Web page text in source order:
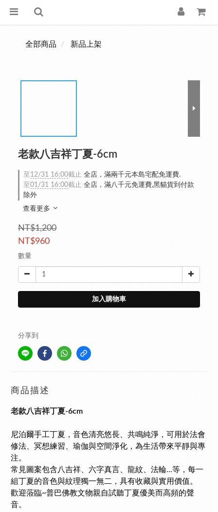
全部商品 新品上架
老款八吉祥丁夏-6cm
至 12/31 16:00截止 全店，滿兩千元本島宅配免運費.
至01/31 16:00截止 全店，滿八千元免運費,黑貓貨到付款
除外
查看更多
NT$1,200
NT$960
數量
加入購物車
分享到
商品描述
老款八吉祥丁夏-6cm
尼泊爾手工丁夏，音色清亮悠長、共鳴純淨，可用於法會
修法、冥想練習、瑜伽與空間淨化，為生活帶來平靜與專
注。
常見圖案包含八吉祥、六字真言、龍紋、法輪...等，每一
組丁夏的音色與紋理獨一無二，具有收藏與實用價值。
歡迎蒞臨~普巴佛教文物親自試聽丁夏優美而高頻的聲
音。